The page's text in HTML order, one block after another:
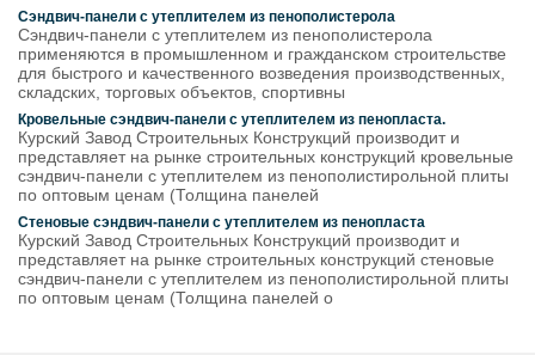
Сэндвич-панели с утеплителем из пенополистерола
Сэндвич-панели с утеплителем из пенополистерола
применяются в промышленном и гражданском строительстве
для быстрого и качественного возведения производственных,
складских, торговых объектов, спортивны
Кровельные сэндвич-панели с утеплителем из пенопласта.
Курский Завод Строительных Конструкций производит и
представляет на рынке строительных конструкций кровельные
сэндвич-панели с утеплителем из пенополистирольной плиты
по оптовым ценам (Толщина панелей
Стеновые сэндвич-панели с утеплителем из пенопласта
Курский Завод Строительных Конструкций производит и
представляет на рынке строительных конструкций стеновые
сэндвич-панели с утеплителем из пенополистирольной плиты
по оптовым ценам (Толщина панелей о